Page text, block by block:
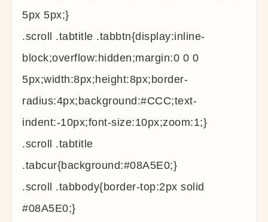
5px 5px;}
.scroll .tabtitle .tabbtn{display:inline-
block;overflow:hidden;margin:0 0 0
5px;width:8px;height:8px;border-
radius:4px;background:#CCC;text-
indent:-10px;font-size:10px;zoom:1;}
.scroll .tabtitle
.tabcur{background:#08A5E0;}
.scroll .tabbody{border-top:2px solid
#08A5E0;}